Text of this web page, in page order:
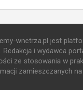
wnetrza.pl jest
Redakcja i wydawca
ze stosowania w
zamieszczanych na